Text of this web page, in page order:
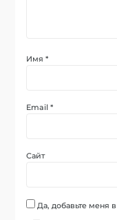
Имя*
Email*
Сайт
Да, добавьте меня